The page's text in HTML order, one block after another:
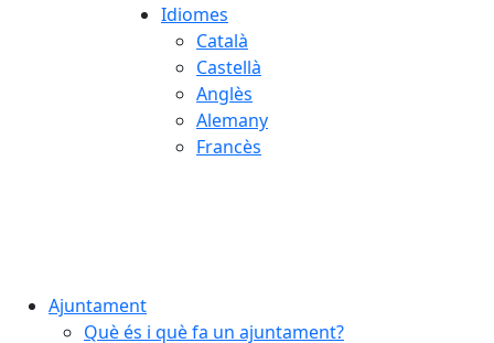
Idiomes
Català
Castellà
Anglès
Alemany
Francès
Ajuntament
Què és i què fa un ajuntament?